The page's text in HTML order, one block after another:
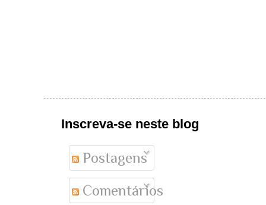
Inscreva-se neste blog
Postagens
Comentários